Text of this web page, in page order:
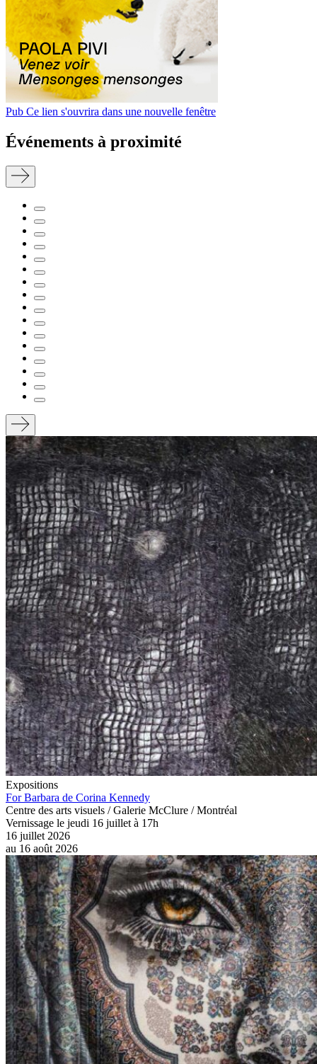
Pub Ce lien s'ouvrira dans une nouvelle fenêtre
Événements à proximité
Expositions
For Barbara de Corina Kennedy
Centre des arts visuels / Galerie McClure / Montréal
Vernissage le jeudi 16 juillet à 17h
16 juillet 2026
au 16 août 2026